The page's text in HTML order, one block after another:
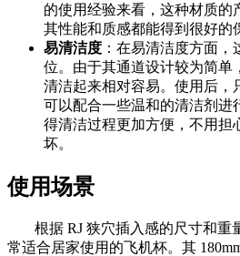
的使用经验来看，这种材质的
其性能和质感都能得到很好的
易清洁度 ：在易清洁度方面，
位。由于其通道设计较为简单
清洁起来相对容易。使用后，
可以配合一些温和的清洁剂进
得清洁过程更加方便，不用担
坏。
使用场景
根据 RJ 狭穴插入感的尺寸和重
常适合居家使用的飞机杯。其